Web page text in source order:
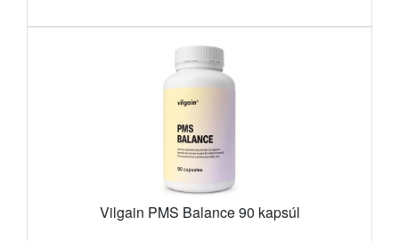
Vilgain PMS Balance 90 kapsúl